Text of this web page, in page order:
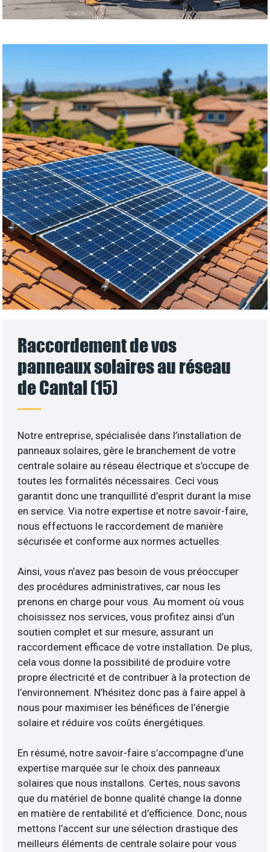
Raccordement de vos
panneaux solaires au réseau
de Cantal (15)
Notre entreprise, spécialisée dans l’installation de
panneaux solaires, gère le branchement de votre
centrale solaire au réseau électrique et s’occupe de
toutes les formalités nécessaires. Ceci vous
garantit donc une tranquillité d’esprit durant la mise
en service. Via notre expertise et notre savoir-faire,
nous effectuons le raccordement de manière
sécurisée et conforme aux normes actuelles.
Ainsi, vous n’avez pas besoin de vous préoccuper
des procédures administratives, car nous les
prenons en charge pour vous. Au moment où vous
choisissez nos services, vous profitez ainsi d’un
soutien complet et sur mesure, assurant un
raccordement efficace de votre installation. De plus,
cela vous donne la possibilité de produire votre
propre électricité et de contribuer à la protection de
l’environnement. N’hésitez donc pas à faire appel à
nous pour maximiser les bénéfices de l’énergie
solaire et réduire vos coûts énergétiques.
En résumé, notre savoir-faire s’accompagne d’une
expertise marquée sur le choix des panneaux
solaires que nous installons. Certes, nous savons
que du matériel de bonne qualité change la donne
en matière de rentabilité et d’efficience. Donc, nous
mettons l’accent sur une sélection drastique des
meilleurs éléments de centrale solaire pour vous